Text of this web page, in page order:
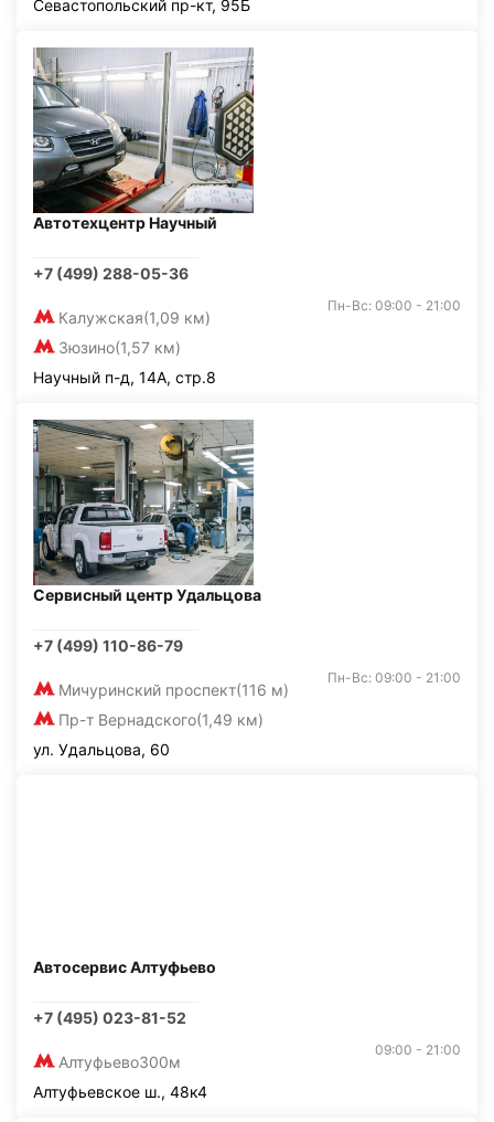
Севастопольский пр-кт, 95Б
Автотехцентр Научный
+7 (499) 288-05-36
Калужская(1,09 км)
Зюзино(1,57 км)
Пн-Вс: 09:00 - 21:00
Научный п-д, 14А, стр.8
Сервисный центр Удальцова
+7 (499) 110-86-79
Мичуринский проспект(116 м)
Пр-т Вернадского(1,49 км)
Пн-Вс: 09:00 - 21:00
ул. Удальцова, 60
Автосервис Алтуфьево
+7 (495) 023-81-52
Алтуфьево300м
09:00 - 21:00
Алтуфьевское ш., 48к4